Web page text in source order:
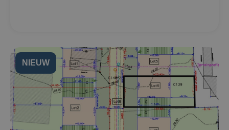
NIEUW